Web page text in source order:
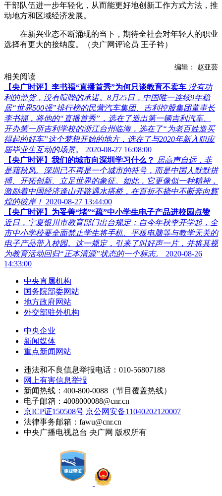
干部队伍进一步年轻化，从而能更好地创新工作方式方法，推
动地方和区域经济发展。
在新兴业态不断涌现的当下，期待全社会对年轻人的职业
选择有更大的接纳度。（央广网评论员 王子衿）
编辑： 赵亚芸
相关阅读
【央广时评】李书福“直播首秀”为何只谈教育不卖车 没有功
利的带货，没有喧哗的承诺。8月25日，中国唯一连续9年稳
居“世界500强”排行榜的民营汽车集团、吉利控股集团董事长
李书福，将他的“直播首秀”，选在了造出第一辆吉利汽车、
开办第一所吉利学校的浙江台州临海，选在了“为老百姓造买
得起的好车”这个梦想开始的地方，选在了与2020年新入职应
届毕业生互动的场景。
2020-08-27 16:08:00
【央广时评】我们的城市向深圳学习什么？ 居高声自远，非
是藉秋风。深圳已不再是一个城市的符号，而是中国人默默拼
搏、开拓创新、立足世界的象征。如此，它更像似一种精神，
激励着中国经济逢山开路遇水搭桥，在百折不挠中不断奔向辉
煌的彼岸！ 2020-08-27 13:44:00
【央广时评】为妥善“堵”“疏”中小学生电子产品进校园点赞
近日，宁夏银川市教育部门出台规定：自今年秋季开学起，全
市中小学校要全面禁止学生将手机、平板电脑等与教学无关的
电子产品带入校园。这一规定，引来了叫好声一片，并将其视
为教育活动回归“正本清源”状态的一个标志。
2020-08-26
14:33:00
中央直属机构
国务院部委网站
地方政府网站
外交部驻外机构
中央企业
新闻媒体
重点新闻网站
违法和不良信息举报电话：010-56807188
网上有害信息举报
新闻热线：400-800-0088（节目覆盖热线）
电子邮箱：4008000088@cnr.cn
京ICP证150508号 京公网安备11040202120007
法律事务邮箱：fawu@cnr.cn
中央广播电视总台 央广网 版权所有